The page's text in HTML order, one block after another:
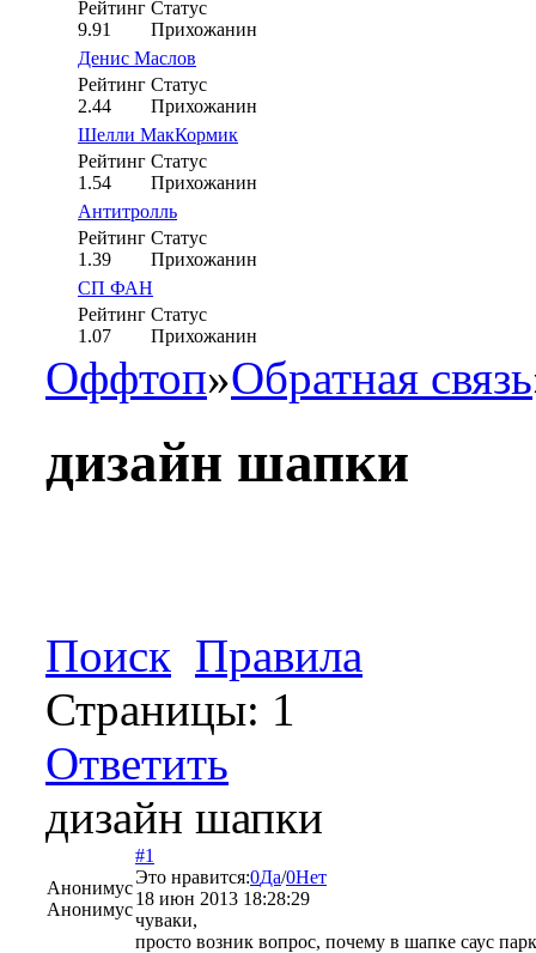
Рейтинг
9.91
Статус
Прихожанин
Денис Маслов
Рейтинг
2.44
Статус
Прихожанин
Шелли МакКормик
Рейтинг
1.54
Статус
Прихожанин
Антитролль
Рейтинг
1.39
Статус
Прихожанин
СП ФАН
Рейтинг
1.07
Статус
Прихожанин
Оффтоп»Обратная связь
дизайн шапки
Поиск Правила
Страницы: 1
Ответить
дизайн шапки
Анонимус
Анонимус
#1
Это нравится:0Да/0Нет
18 июн 2013 18:28:29
чуваки,
просто возник вопрос, почему в шапке саус